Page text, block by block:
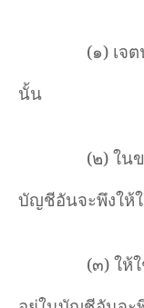
(๑) เจ
นั้น
(๒) ใน
บัญชีอันจะพึงให้ใ
(๓) ให้